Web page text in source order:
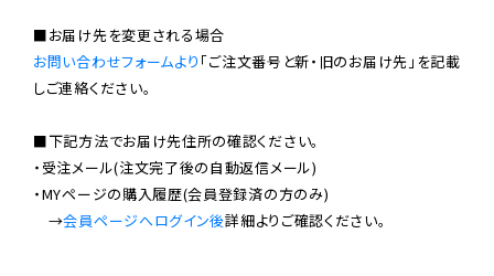
お問い合わせフォームより 「ご注文番号と新・旧のお届け先」を記載
しご連絡ください。
■下記方法でお届け先住所の確認ください。
・受注メール(注文完了後の自動返信メール)
・MYページの購入履歴(会員登録済の方のみ)
→会員ページへログイン後